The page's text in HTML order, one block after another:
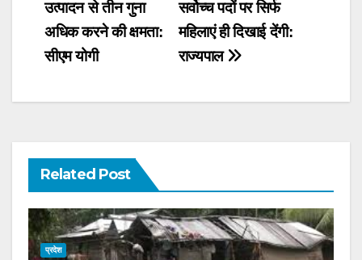
navigation
सर्वोच्च पदों पर सिर्फ
महिलाएं ही दिखाई देंगी:
राज्यपाल
उत्पादन से तीन गुना
अधिक करने की क्षमता:
सीएम योगी
Related Post
प्रदेश